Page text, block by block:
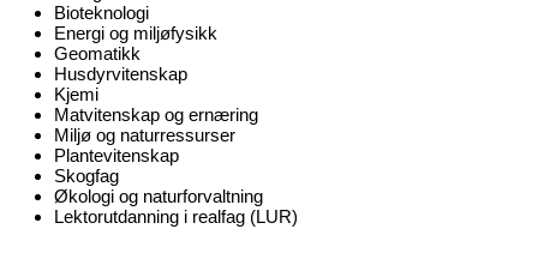
Bioteknologi
Energi og miljøfysikk
Geomatikk
Husdyrvitenskap
Kjemi
Matvitenskap og ernæring
Miljø og naturressurser
Plantevitenskap
Skogfag
Økologi og naturforvaltning
Lektorutdanning i realfag (LUR)